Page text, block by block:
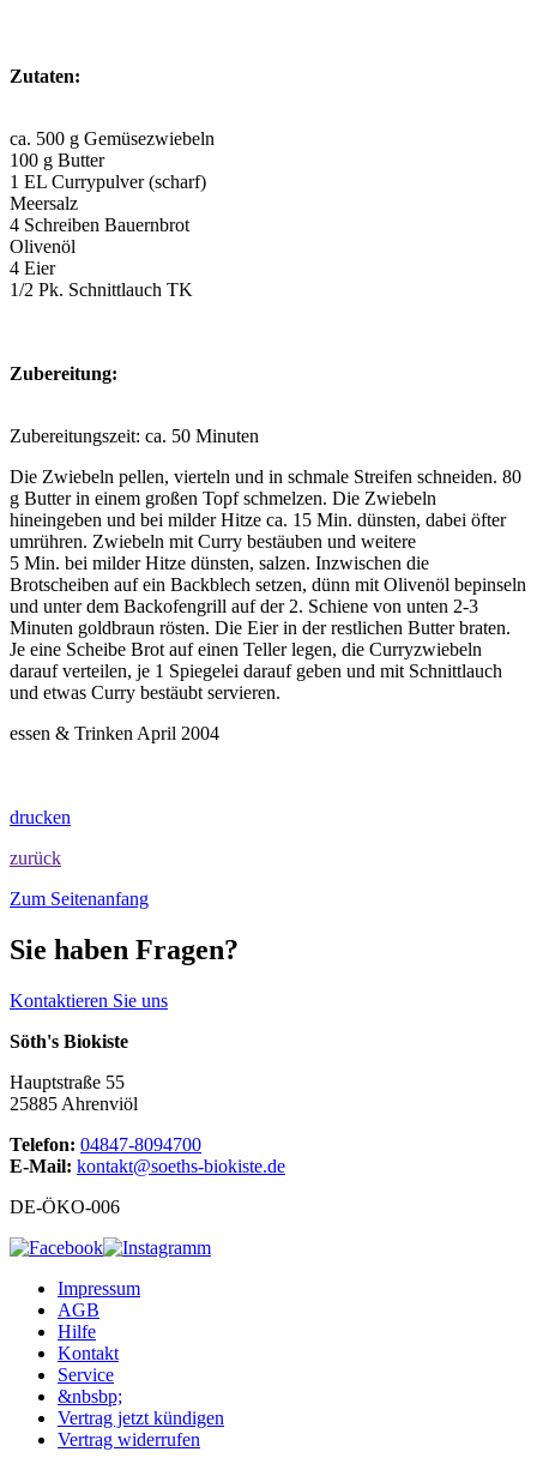
Zutaten:
ca. 500 g Gemüsezwiebeln
100 g Butter
1 EL Currypulver (scharf)
Meersalz
4 Schreiben Bauernbrot
Olivenöl
4 Eier
1/2 Pk. Schnittlauch TK
Zubereitung:
Zubereitungszeit: ca. 50 Minuten
Die Zwiebeln pellen, vierteln und in schmale Streifen schneiden. 80
g Butter in einem großen Topf schmelzen. Die Zwiebeln
hineingeben und bei milder Hitze ca. 15 Min. dünsten, dabei öfter
umrühren. Zwiebeln mit Curry bestäuben und weitere
5 Min. bei milder Hitze dünsten, salzen. Inzwischen die
Brotscheiben auf ein Backblech setzen, dünn mit Olivenöl bepinseln
und unter dem Backofengrill auf der 2. Schiene von unten 2-3
Minuten goldbraun rösten. Die Eier in der restlichen Butter braten.
Je eine Scheibe Brot auf einen Teller legen, die Curryzwiebeln
darauf verteilen, je 1 Spiegelei darauf geben und mit Schnittlauch
und etwas Curry bestäubt servieren.
essen & Trinken April 2004
drucken
zurück
Zum Seitenanfang
Sie haben Fragen?
Kontaktieren Sie uns
Söth's Biokiste
Hauptstraße 55
25885 Ahrenviöl
Telefon: 04847-8094700
E-Mail: kontakt@soeths-biokiste.de
DE-ÖKO-006
Impressum
AGB
Hilfe
Kontakt
Service
&nbsbp;
Vertrag jetzt kündigen
Vertrag widerrufen